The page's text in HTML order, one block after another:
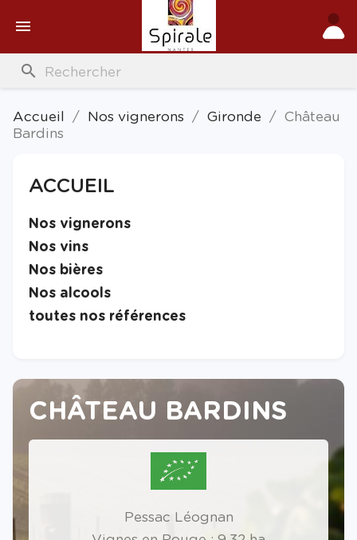

search
Accueil Nos vignerons Gironde
Château
Bardins
ACCUEIL
Nos vignerons
Nos vins
Nos bières
Nos alcools
toutes nos références
CHÂTEAU BARDINS
Pessac Léognan